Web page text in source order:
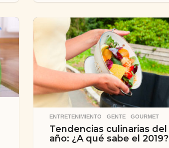
o
s
a
t
r
á
s
ENTRETENIMIENTO ,GENTE ,GOURMET
Tendencias culinarias del
año: ¿A qué sabe el 2019?